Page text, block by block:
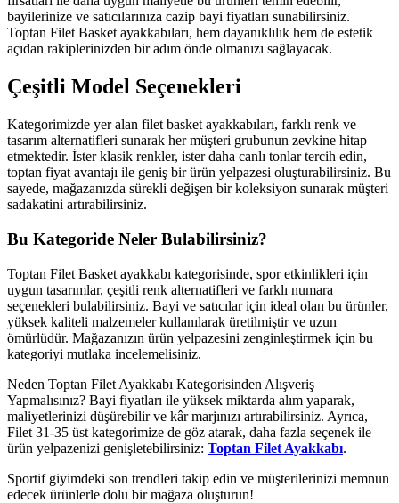
bayilerinize ve satıcılarınıza cazip bayi fiyatları sunabilirsiniz.
Toptan Filet Basket ayakkabıları, hem dayanıklılık hem de estetik
açıdan rakiplerinizden bir adım önde olmanızı sağlayacak.
Çeşitli Model Seçenekleri
Kategorimizde yer alan filet basket ayakkabıları, farklı renk ve
tasarım alternatifleri sunarak her müşteri grubunun zevkine hitap
etmektedir. İster klasik renkler, ister daha canlı tonlar tercih edin,
toptan fiyat avantajı ile geniş bir ürün yelpazesi oluşturabilirsiniz. Bu
sayede, mağazanızda sürekli değişen bir koleksiyon sunarak müşteri
sadakatini artırabilirsiniz.
Bu Kategoride Neler Bulabilirsiniz?
Toptan Filet Basket ayakkabı kategorisinde, spor etkinlikleri için
uygun tasarımlar, çeşitli renk alternatifleri ve farklı numara
seçenekleri bulabilirsiniz. Bayi ve satıcılar için ideal olan bu ürünler,
yüksek kaliteli malzemeler kullanılarak üretilmiştir ve uzun
ömürlüdür. Mağazanızın ürün yelpazesini zenginleştirmek için bu
kategoriyi mutlaka incelemelisiniz.
Neden Toptan Filet Ayakkabı Kategorisinden Alışveriş
Yapmalısınız? Bayi fiyatları ile yüksek miktarda alım yaparak,
maliyetlerinizi düşürebilir ve kâr marjınızı artırabilirsiniz. Ayrıca,
Filet 31-35 üst kategorimize de göz atarak, daha fazla seçenek ile
ürün yelpazenizi genişletebilirsiniz: Toptan Filet Ayakkabı.
Sportif giyimdeki son trendleri takip edin ve müşterilerinizi memnun
edecek ürünlerle dolu bir mağaza oluşturun!